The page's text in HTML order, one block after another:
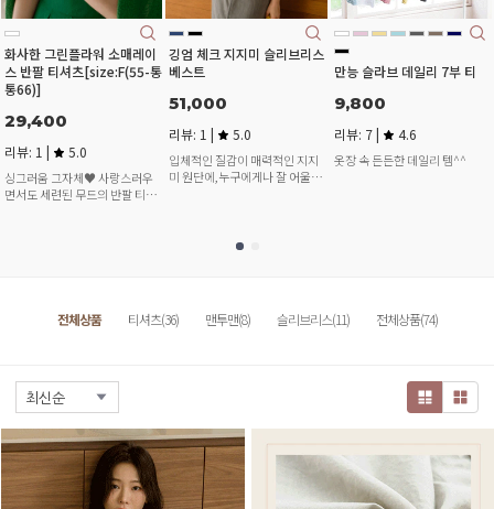
화사한 그린플라워 소매레이
스 반팔 티셔츠[size:F(55-통
통66)]
29,400
리뷰: 1 | 5.0
싱그러움 그자체♥ 사랑스러우
면서도 세련된 무드의 반팔 티셔
깅엄 체크 지지미 슬리브리스
베스트
51,000
리뷰: 1 | 5.0
입체적인 질감이 매력적인 지지
미 원단에,누구에게나 잘 어울리
만능 슬라브 데일리 7부 티
9,800
리뷰: 7 | 4.6
옷장 속 든든한 데일리 템^^
전체상품 티셔츠(36) 맨투맨(8) 슬리브리스(11) 전체상품(74)